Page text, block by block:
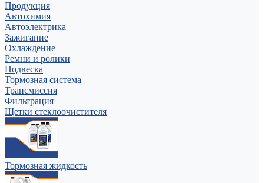
Продукция
Автохимия
Автоэлектрика
Зажигание
Охлаждение
Ремни и ролики
Подвеска
Тормозная система
Трансмиссия
Фильтрация
Щетки стеклоочистителя
Тормозная жидкость